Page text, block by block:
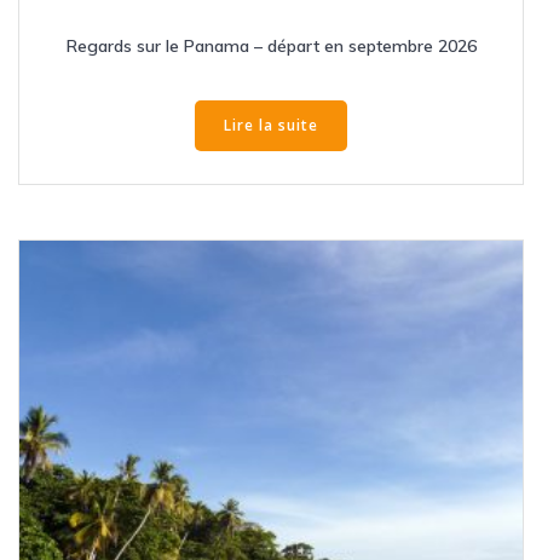
Regards sur le Panama – départ en septembre 2026
Lire la suite